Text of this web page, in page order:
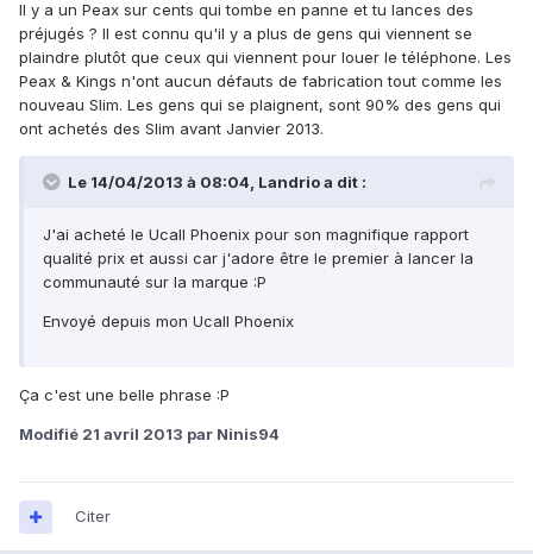
Il y a un Peax sur cents qui tombe en panne et tu lances des
préjugés ? Il est connu qu'il y a plus de gens qui viennent se
plaindre plutôt que ceux qui viennent pour louer le téléphone. Les
Peax & Kings n'ont aucun défauts de fabrication tout comme les
nouveau Slim. Les gens qui se plaignent, sont 90% des gens qui
ont achetés des Slim avant Janvier 2013.
Le 14/04/2013 à 08:04, Landrio a dit :
J'ai acheté le Ucall Phoenix pour son magnifique rapport
qualité prix et aussi car j'adore être le premier à lancer la
communauté sur la marque :P
Envoyé depuis mon Ucall Phoenix
Ça c'est une belle phrase :P
Modifié 21 avril 2013 par Ninis94
Citer